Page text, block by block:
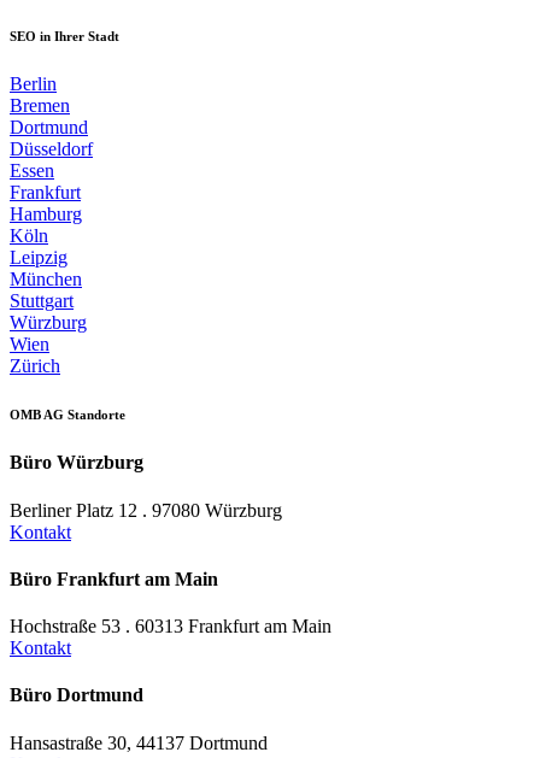
SEO in Ihrer Stadt
Berlin
Bremen
Dortmund
Düsseldorf
Essen
Frankfurt
Hamburg
Köln
Leipzig
München
Stuttgart
Würzburg
Wien
Zürich
OMB AG Standorte
Büro Würzburg
Berliner Platz 12 . 97080 Würzburg
Kontakt
Büro Frankfurt am Main
Hochstraße 53 . 60313 Frankfurt am Main
Kontakt
Büro Dortmund
Hansastraße 30, 44137 Dortmund